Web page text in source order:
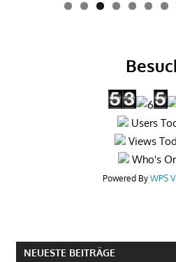
Users
Views
Who's
Powered By WPS
NEUESTE BEITRÄGE